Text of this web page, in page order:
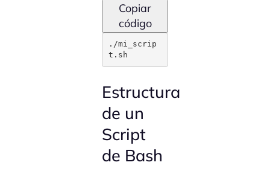
Copiar
código
./mi_scrip
t.sh
Estructura
de un
Script
de Bash